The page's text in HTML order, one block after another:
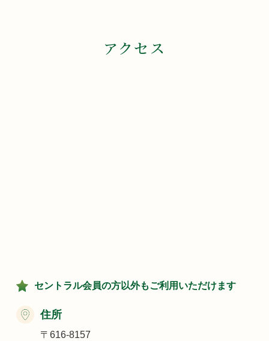
アクセス
セントラル会員の方以外もご利用いただけます
住所
〒616-8157